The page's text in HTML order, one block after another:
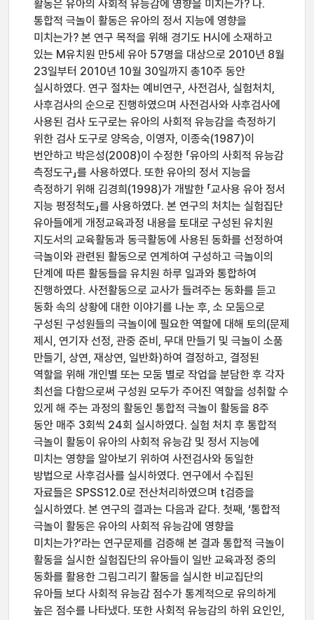
활동은 유아의 사회적 유능감에 영향을 미치는가? 나.
통합적 극놀이 활동은 유아의 정서 지능에 영향을
미치는가? 본 연구 목적을 위해 경기도 H시에 소재하고
있는 M유치원 만5세 유아 57명을 대상으로 2010년 8월
23일부터 2010년 10월 30일까지 총10주 동안
실시하였다. 연구 절차는 예비연구, 사전검사, 실험처치,
사후검사의 순으로 진행하였으며 사전검사와 사후검사에
사용된 검사 도구로는 유아의 사회적 유능감을 측정하기
위한 검사 도구로 양옥승, 이영자, 이종숙(1987)이
번안하고 박은성(2008)이 수정한 「유아의 사회적 유능감
측정도구」를 사용하였다. 또한 유아의 정서 지능을
측정하기 위해 김경희(1998)가 개발한 「교사용 유아 정서
지능 평정척도」를 사용하였다. 본 연구의 처치는 실험집단
유아들에게 개정교육과정 내용을 토대로 구성된 유치원
지도서의 교육활동과 동극활동에 사용된 동화를 선정하여
극놀이와 관련된 활동으로 연계하여 구성하고 극놀이의
단계에 따른 활동들을 유치원 하루 일과와 통합하여
진행하였다. 사전활동으로 교사가 들려주는 동화를 듣고
동화 속의 상황에 대한 이야기를 나눈 후, 소 모둠으로
구성된 구성원들의 극놀이에 필요한 역할에 대해 토의(문제
제시, 연기자 선정, 관중 준비, 무대 만들기 및 극놀이 소품
만들기, 상연, 재상연, 일반화)하여 결정하고, 결정된
역할을 위해 개인별 또는 모둠 별로 작업을 분담한 후 각자
최선을 다함으로써 구성원 모두가 주어진 역할을 성취할 수
있게 해 주는 과정의 활동인 통합적 극놀이 활동을 8주
동안 매주 3회씩 24회 실시하였다. 실험 처치 후 통합적
극놀이 활동이 유아의 사회적 유능감 및 정서 지능에
미치는 영향을 알아보기 위하여 사전검사와 동일한
방법으로 사후검사를 실시하였다. 연구에서 수집된
자료들은 SPSS12.0로 전산처리하였으며 t검증을
실시하였다. 본 연구의 결과는 다음과 같다. 첫째, ‘통합적
극놀이 활동은 유아의 사회적 유능감에 영향을
미치는가?’라는 연구문제를 검증해 본 결과 통합적 극놀이
활동을 실시한 실험집단의 유아들이 일반 교육과정 중의
동화를 활용한 그림그리기 활동을 실시한 비교집단의
유아들 보다 사회적 유능감 점수가 통계적으로 유의하게
높은 점수를 나타냈다. 또한 사회적 유능감의 하위 요인인,